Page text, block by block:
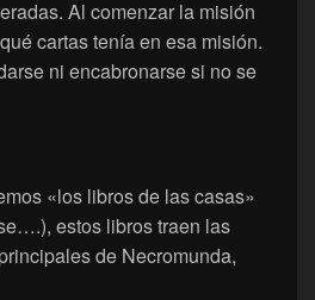
Al comenzar la misión
cartas tenía en esa misión.
ni encabronarse si no se
«los libros de las casas»
estos libros traen las
de Necromunda,